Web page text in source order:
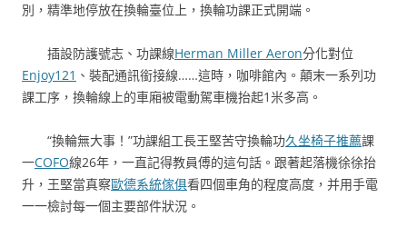
別，精準地停放在換輪臺位上，換輪功課正式開端。
插設防護號志、功課線Herman Miller Aeron分化對位
Enjoy121 、裝配通訊銜接線……這時，咖啡館內。顛末一系列功
課工序，換輪線上的車廂被電動駕車機抬起1米多高。
“換輪無大事！”功課組工長王堅苦守換輪功久坐椅子推薦課
一COFO線26年，一直記得教員傅的這句話。跟著起落機徐徐抬
升，王堅當真察歐德系統傢俱看四個車角的程度高度，并用手電
一一檢討每一個主要部件狀況。